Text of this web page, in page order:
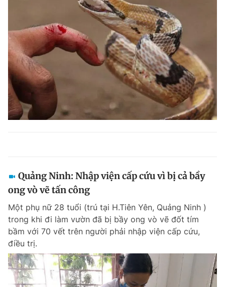
Quảng Ninh: Nhập viện cấp cứu vì bị cả bầy
ong vò vẽ tấn công
Một phụ nữ 28 tuổi (trú tại H.Tiên Yên, Quảng Ninh )
trong khi đi làm vườn đã bị bầy ong vò vẽ đốt tím
bầm với 70 vết trên người phải nhập viện cấp cứu,
điều trị.